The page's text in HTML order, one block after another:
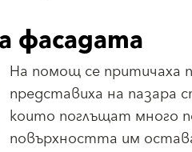
фасадата
На помощ се притичаха
представиха на пазара
които поглъщат много
повърхността им